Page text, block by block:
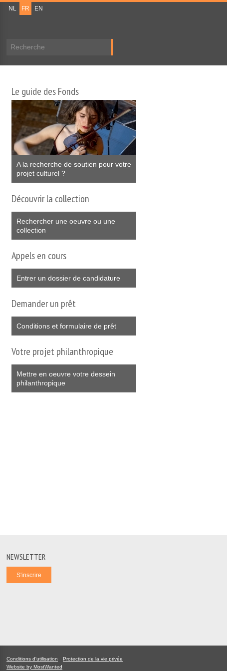
NL FR EN
Le guide des Fonds
A la recherche de soutien pour votre
projet culturel ?
Découvrir la collection
Rechercher une oeuvre ou une
collection
Appels en cours
Entrer un dossier de candidature
Demander un prêt
Conditions et formulaire de prêt
Votre projet philanthropique
Mettre en oeuvre votre dessein
philanthropique
NEWSLETTER
Conditions d'utilisation
Protection de la vie privée
Website by MostWanted